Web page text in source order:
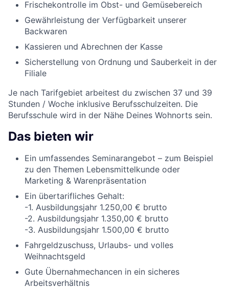
Frischekontrolle im Obst- und Gemüsebereich
Gewährleistung der Verfügbarkeit unserer
Backwaren
Kassieren und Abrechnen der Kasse
Sicherstellung von Ordnung und Sauberkeit in der
Filiale
Je nach Tarifgebiet arbeitest du zwischen 37 und 39
Stunden / Woche inklusive Berufsschulzeiten. Die
Berufsschule wird in der Nähe Deines Wohnorts sein.
Das bieten wir
Ein umfassendes Seminarangebot – zum Beispiel
zu den Themen Lebensmittelkunde oder
Marketing & Warenpräsentation
Ein übertarifliches Gehalt:
-1. Ausbildungsjahr 1.250,00 € brutto
-2. Ausbildungsjahr 1.350,00 € brutto
-3. Ausbildungsjahr 1.500,00 € brutto
Fahrgeldzuschuss, Urlaubs- und volles
Weihnachtsgeld
Gute Übernahmechancen in ein sicheres
Arbeitsverhältnis